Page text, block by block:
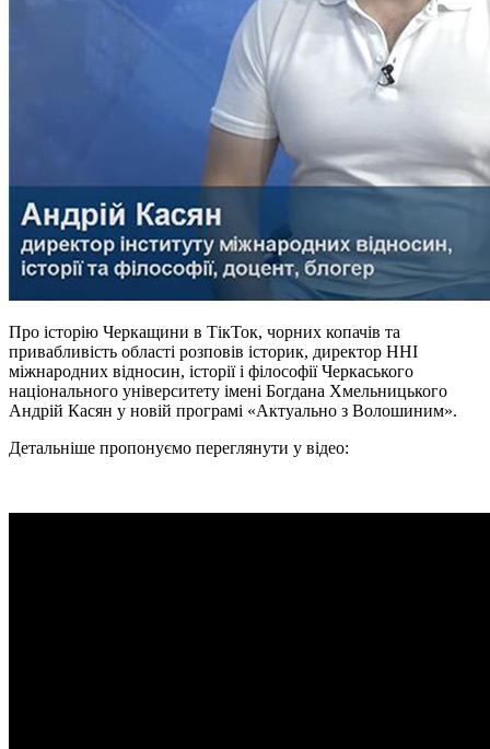
Про історію Черкащини в ТікТок, чорних копачів та
привабливість області розповів історик, директор ННІ
міжнародних відносин, історіїі філософії Черкаського
національного університету імені Богдана Хмельницького
Андрій Касян у новій програмі «Актуально з Волошиним».
Детальніше пропонуємо переглянути у відео: